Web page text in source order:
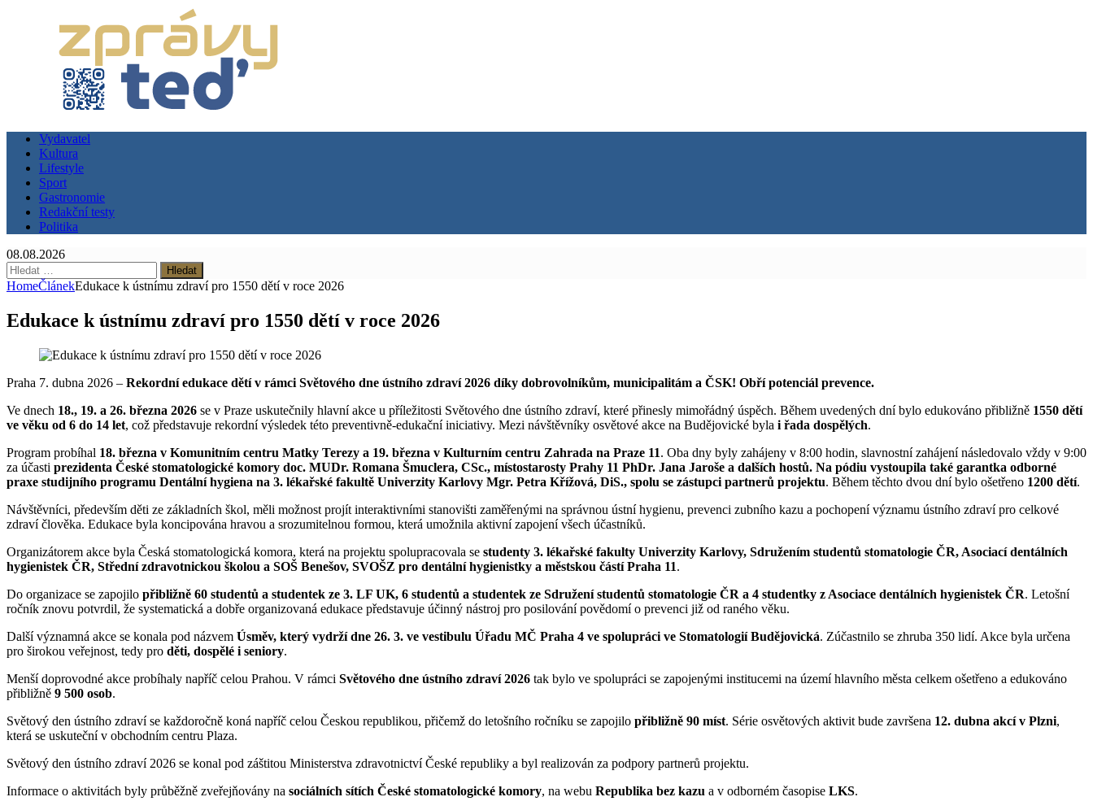
Vydavatel
Kultura
Lifestyle
Sport
Gastronomie
Redakční testy
Politika
08.08.2026
Vyhledávání
HomeČlánekEdukace k ústnímu zdraví pro 1550 dětí v roce 2026
Edukace k ústnímu zdraví pro 1550 dětí v roce 2026
Praha 7. dubna 2026 – Rekordní edukace dětí v rámci Světového dne ústního zdraví 2026 díky dobrovolníkům, municipalitám a ČSK! Obří potenciál prevence.
Ve dnech 18., 19. a 26. března 2026 se v Praze uskutečnily hlavní akce u příležitosti Světového dne ústního zdraví, které přinesly mimořádný úspěch. Během uvedených dní bylo edukováno přibližně 1550 dětí
ve věku od 6 do 14 let, což představuje rekordní výsledek této preventivně-edukační iniciativy. Mezi návštěvníky osvětové akce na Budějovické byla i řada dospělých.
Program probíhal 18. března v Komunitním centru Matky Terezy a 19. března v Kulturním centru Zahrada na Praze 11. Oba dny byly zahájeny v 8:00 hodin, slavnostní zahájení následovalo vždy v 9:00
za účasti prezidenta České stomatologické komory doc. MUDr. Romana Šmuclera, CSc., místostarosty Prahy 11 PhDr. Jana Jaroše a dalších hostů. Na pódiu vystoupila také garantka odborné
praxe studijního programu Dentální hygiena na 3. lékařské fakultě Univerzity Karlovy Mgr. Petra Křížová, DiS., spolu se zástupci partnerů projektu. Během těchto dvou dní bylo ošetřeno 1200 dětí.
Návštěvníci, především děti ze základních škol, měli možnost projít interaktivními stanovišti zaměřenými na správnou ústní hygienu, prevenci zubního kazu a pochopení významu ústního zdraví pro celkové
zdraví člověka. Edukace byla koncipována hravou a srozumitelnou formou, která umožnila aktivní zapojení všech účastníků.
Organizátorem akce byla Česká stomatologická komora, která na projektu spolupracovala se studenty 3. lékařské fakulty Univerzity Karlovy, Sdružením studentů stomatologie ČR, Asociací dentálních
hygienistek ČR, Střední zdravotnickou školou a SOŠ Benešov, SVOŠZ pro dentální hygienistky a městskou částí Praha 11.
Do organizace se zapojilo přibližně 60 studentů a studentek ze 3. LF UK, 6 studentů a studentek ze Sdružení studentů stomatologie ČR a 4 studentky z Asociace dentálních hygienistek ČR. Letošní
ročník znovu potvrdil, že systematická a dobře organizovaná edukace představuje účinný nástroj pro posilování povědomí o prevenci již od raného věku.
Další významná akce se konala pod názvem Úsměv, který vydrží dne 26. 3. ve vestibulu Úřadu MČ Praha 4 ve spolupráci ve Stomatologií Budějovická. Zúčastnilo se zhruba 350 lidí. Akce byla určena
pro širokou veřejnost, tedy pro děti, dospělé i seniory.
Menší doprovodné akce probíhaly napříč celou Prahou. V rámci Světového dne ústního zdraví 2026 tak bylo ve spolupráci se zapojenými institucemi na území hlavního města celkem ošetřeno a edukováno
přibližně 9 500 osob.
Světový den ústního zdraví se každoročně koná napříč celou Českou republikou, přičemž do letošního ročníku se zapojilo přibližně 90 míst. Série osvětových aktivit bude završena 12. dubna akcí v Plzni,
která se uskuteční v obchodním centru Plaza.
Světový den ústního zdraví 2026 se konal pod záštitou Ministerstva zdravotnictví České republiky a byl realizován za podpory partnerů projektu.
Informace o aktivitách byly průběžně zveřejňovány na sociálních sítích České stomatologické komory, na webu Republika bez kazu a v odborném časopise LKS.